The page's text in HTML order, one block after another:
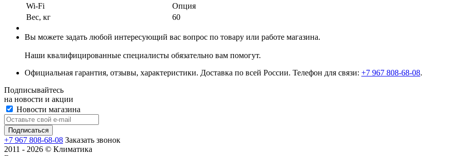
Wi-Fi
Опция
Вес, кг
60
Вы можете задать любой интересующий вас вопрос по товару или работе магазина.
Наши квалифицированные специалисты обязательно вам помогут.
Официальная гарантия, отзывы, характеристики. Доставка по всей России. Телефон для связи: +7 967 808-68-08.
Подписывайтесь
на новости и акции
Новости магазина
+7 967 808-68-08 Заказать звонок
2011 - 2026 © Климатика